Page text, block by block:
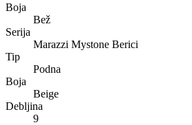
Boja
Bež
Serija
Marazzi Mystone Berici
Tip
Podna
Boja
Beige
Debljina
9